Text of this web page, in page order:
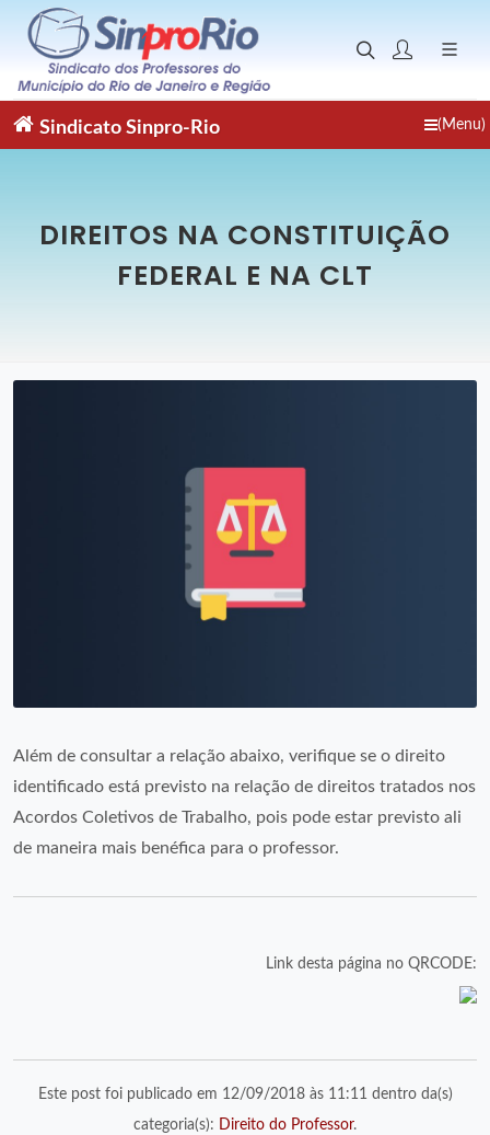
Sindicato Sinpro-Rio (Menu)
DIREITOS NA CONSTITUIÇÃO
FEDERAL E NA CLT
Além de consultar a relação abaixo, verifique se o direito
identificado está previsto na relação de direitos tratados nos
Acordos Coletivos de Trabalho, pois pode estar previsto ali
de maneira mais benéfica para o professor.
Link desta página no QRCODE:
Este post foi publicado em 12/09/2018 às 11:11 dentro da(s)
categoria(s):
Direito do Professor.